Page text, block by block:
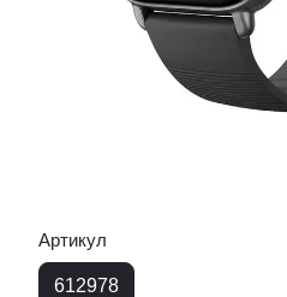
Артикул
612978